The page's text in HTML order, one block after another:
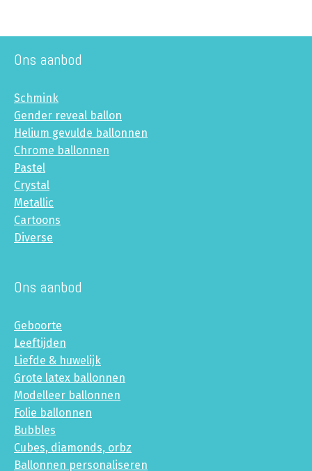
Ons aanbod
Schmink
Gender reveal ballon
Helium gevulde ballonnen
Chrome ballonnen
Pastel
Crystal
Metallic
Cartoons
Diverse
Ons aanbod
Geboorte
Leeftijden
Liefde & huwelijk
Grote latex ballonnen
Modelleer ballonnen
Folie ballonnen
Bubbles
Cubes, diamonds, orbz
Ballonnen personaliseren